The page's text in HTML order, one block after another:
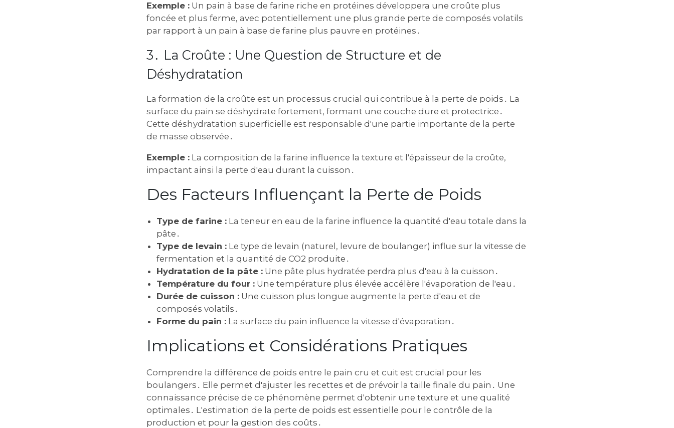
Exemple : Un pain à base de farine riche en protéines développera une croûte plus
foncée et plus ferme, avec potentiellement une plus grande perte de composés volatils
par rapport à un pain à base de farine plus pauvre en protéines․
3․ La Croûte : Une Question de Structure et de
Déshydratation
La formation de la croûte est un processus crucial qui contribue à la perte de poids․ La
surface du pain se déshydrate fortement, formant une couche dure et protectrice․
Cette déshydratation superficielle est responsable d'une partie importante de la perte
de masse observée․
Exemple : La composition de la farine influence la texture et l'épaisseur de la croûte,
impactant ainsi la perte d'eau durant la cuisson․
Des Facteurs Influençant la Perte de Poids
Type de farine : La teneur en eau de la farine influence la quantité d'eau totale dans la
pâte․
Type de levain : Le type de levain (naturel, levure de boulanger) influe sur la vitesse de
fermentation et la quantité de CO2 produite․
Hydratation de la pâte : Une pâte plus hydratée perdra plus d'eau à la cuisson․
Température du four : Une température plus élevée accélère l'évaporation de l'eau․
Durée de cuisson : Une cuisson plus longue augmente la perte d'eau et de
composés volatils․
Forme du pain : La surface du pain influence la vitesse d'évaporation․
Implications et Considérations Pratiques
Comprendre la différence de poids entre le pain cru et cuit est crucial pour les
boulangers․ Elle permet d'ajuster les recettes et de prévoir la taille finale du pain․ Une
connaissance précise de ce phénomène permet d'obtenir une texture et une qualité
optimales․ L'estimation de la perte de poids est essentielle pour le contrôle de la
production et pour la gestion des coûts․